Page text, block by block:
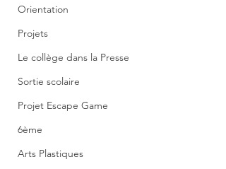
Orientation
Projets
Le collège dans la Presse
Sortie scolaire
Projet Escape Game
6ème
Arts Plastiques